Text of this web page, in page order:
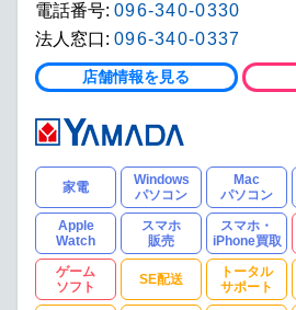
電話番号: 096-340-0330
法人窓口: 096-340-0337
店舗情報を見る
家電
Windows
パソコン
Mac
パソコン
Apple
Watch
スマホ
販売
スマホ・
iPhone買取
ゲーム
ソフト
SE配送
トータル
サポート